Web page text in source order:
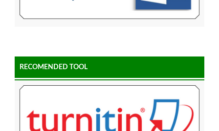
RECOMENDED TOOL